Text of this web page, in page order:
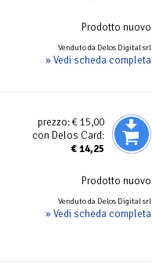
Prodotto nuovo
Venduto da Delos Digital srl
» Vedi scheda completa
prezzo:€ 15,00
con Delos Card:
€14,25
Prodotto nuovo
Venduto da Delos Digital srl
» Vedi scheda completa